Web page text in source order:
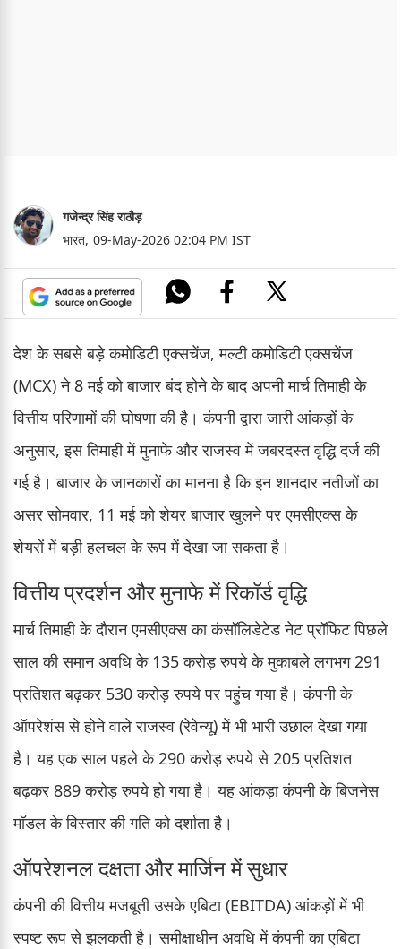
गजेन्द्र सिंह राठौड़
भारत, 09-May-2026 02:04 PM IST
देश के सबसे बड़े कमोडिटी एक्सचेंज, मल्टी कमोडिटी एक्सचेंज
(MCX) ने 8 मई को बाजार बंद होने के बाद अपनी मार्च तिमाही के
वित्तीय परिणामों की घोषणा की है। कंपनी द्वारा जारी आंकड़ों के
अनुसार, इस तिमाही में मुनाफे और राजस्व में जबरदस्त वृद्धि दर्ज की
गई है। बाजार के जानकारों का मानना है कि इन शानदार नतीजों का
असर सोमवार, 11 मई को शेयर बाजार खुलने पर एमसीएक्स के
शेयरों में बड़ी हलचल के रूप में देखा जा सकता है।
वित्तीय प्रदर्शन और मुनाफे में रिकॉर्ड वृद्धि
मार्च तिमाही के दौरान एमसीएक्स का कंसॉलिडेटेड नेट प्रॉफिट पिछले
साल की समान अवधि के 135 करोड़ रुपये के मुकाबले लगभग 291
प्रतिशत बढ़कर 530 करोड़ रुपये पर पहुंच गया है। कंपनी के
ऑपरेशंस से होने वाले राजस्व (रेवेन्यू) में भी भारी उछाल देखा गया
है। यह एक साल पहले के 290 करोड़ रुपये से 205 प्रतिशत
बढ़कर 889 करोड़ रुपये हो गया है। यह आंकड़ा कंपनी के बिजनेस
मॉडल के विस्तार की गति को दर्शाता है।
ऑपरेशनल दक्षता और मार्जिन में सुधार
कंपनी की वित्तीय मजबूती उसके एबिटा (EBITDA) आंकड़ों में भी
स्पष्ट रूप से झलकती है। समीक्षाधीन अवधि में कंपनी का एबिटा